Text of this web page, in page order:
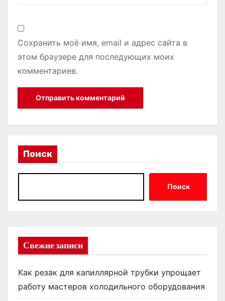
Сохранить моё имя, email и адрес сайта в
этом браузере для последующих моих
комментариев.
Поиск
Поиск
Свежие записи
Как резак для капиллярной трубки упрощает
работу мастеров холодильного оборудования